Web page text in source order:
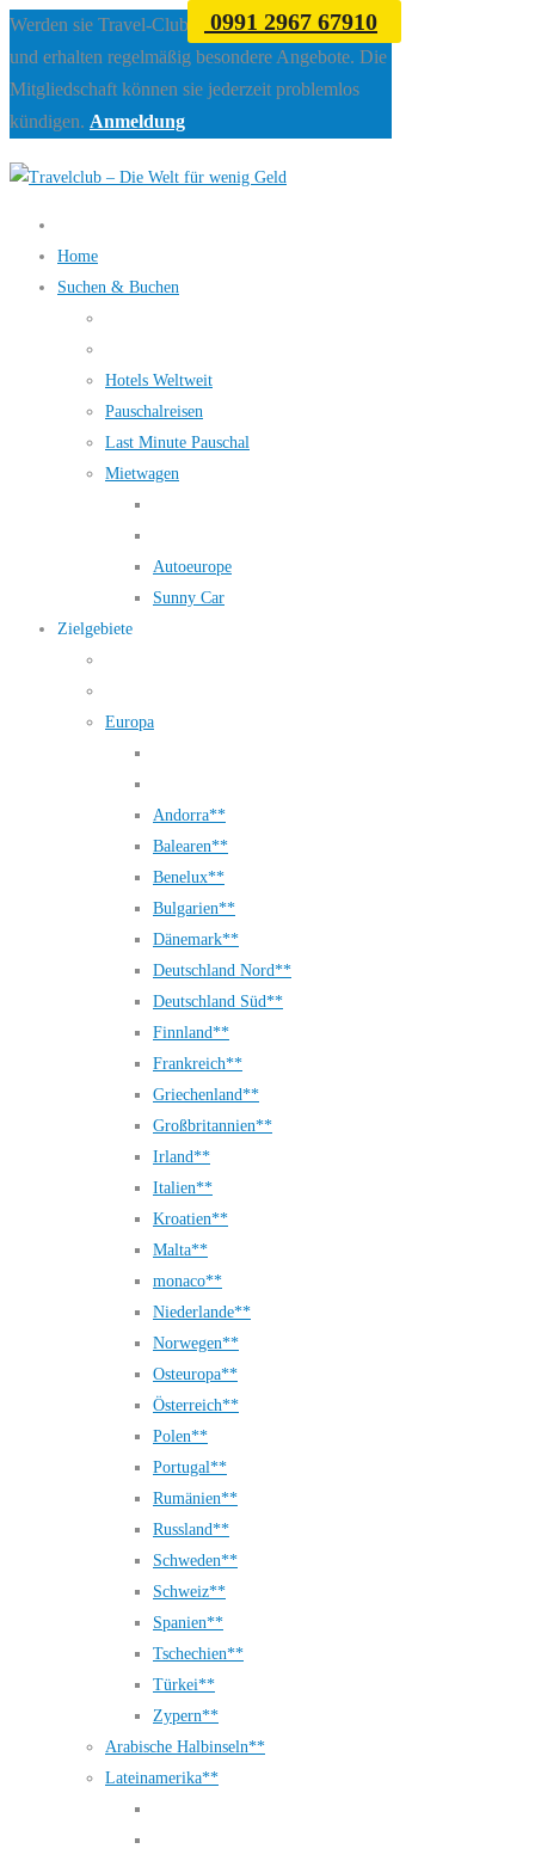
0991 2967 67910
Werden sie Travel-Club Mitglied beim Travelclub
und erhalten regelmäßig besondere Angebote. Die
Mitgliedschaft können sie jederzeit problemlos
kündigen. Anmeldung
Home
Suchen & Buchen
Hotels Weltweit
Pauschalreisen
Last Minute Pauschal
Mietwagen
Autoeurope
Sunny Car
Zielgebiete
Europa
Andorra**
Balearen**
Benelux**
Bulgarien**
Dänemark**
Deutschland Nord**
Deutschland Süd**
Finnland**
Frankreich**
Griechenland**
Großbritannien**
Irland**
Italien**
Kroatien**
Malta**
monaco**
Niederlande**
Norwegen**
Osteuropa**
Österreich**
Polen**
Portugal**
Rumänien**
Russland**
Schweden**
Schweiz**
Spanien**
Tschechien**
Türkei**
Zypern**
Arabische Halbinseln**
Lateinamerika**